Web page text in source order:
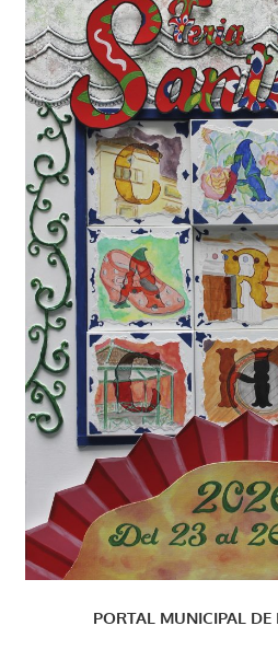
PORTAL MUNICIPAL DE